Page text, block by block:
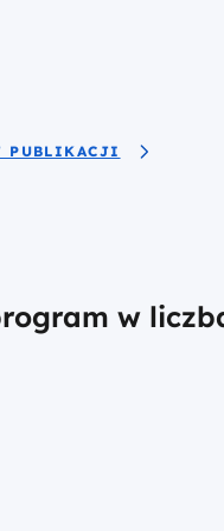
PUBLIKACJI
w